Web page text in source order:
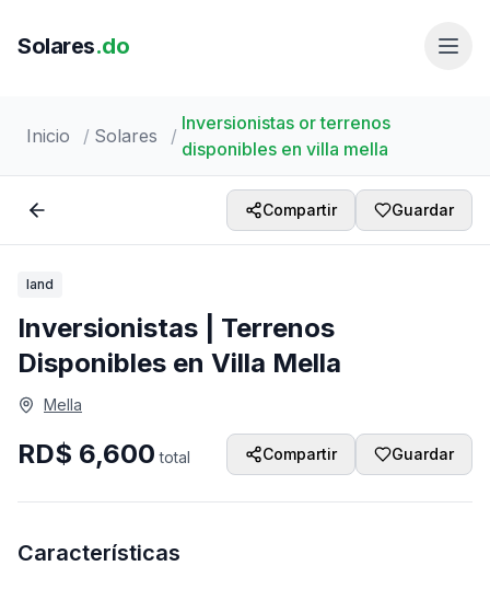
Solares.do
Inicio / Solares /
Inversionistas or terrenos
disponibles en villa mella
Compartir Guardar
1 /4
land
Inversionistas | Terrenos
Disponibles en Villa Mella
Mella
RD$ 6,600 total Compartir Guardar
Características